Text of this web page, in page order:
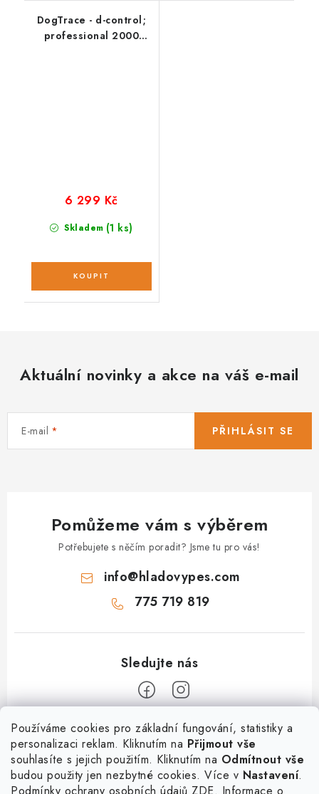
Používáme cookies pro základní fungování, statistiky a
personalizaci reklam. Kliknutím na Přijmout vše
souhlasíte s jejich použitím. Kliknutím na Odmítnout vše
budou použity jen nezbytné cookies. Více v Nastavení.
DogTrace - d-control;
professional 2000
Skladem (1 ks)
6 299 Kč
Aktuální novinky a akce na váš e-mail
E-mail PŘIHLÁSIT SE
Pomůžeme vám s výběrem
Potřebujete s něčím poradit? Jsme tu pro vás!
info@hladovypes.com
775 719 819
Informace
O nás